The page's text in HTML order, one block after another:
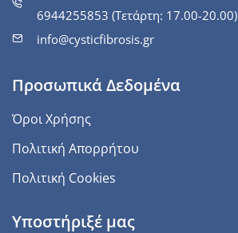
6944255853 (Τετάρτη: 17.00-20.00)
info@cysticfibrosis.gr
Προσωπικά Δεδομένα
Όροι Χρήσης
Πολιτική Απορρήτου
Πολιτική Cookies
Υποστήριξέ μας